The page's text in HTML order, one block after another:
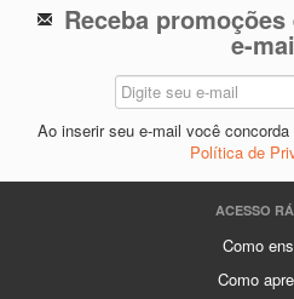
Receba
e-
Ao inserir seu e-mail você
Política de
ACESSO
Como
Como